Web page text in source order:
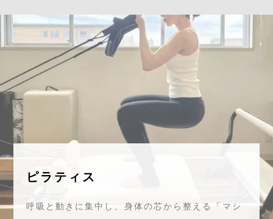
ピラティス
呼吸と動きに集中し、身体の芯から整える「マシ